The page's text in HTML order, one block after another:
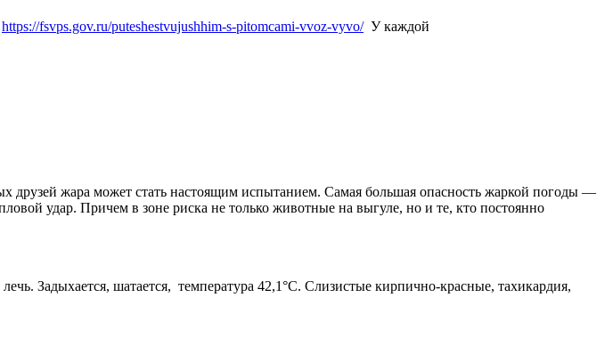
https://fsvps.gov.ru/puteshestvujushhim-s-pitomcami-vvoz-vyvo/У каждой
жара может стать настоящим испытанием. Самая большая опасность жаркой погоды —
удар. Причем в зоне риска не только животные на выгуле, но и те, кто постоянно
Задыхается, шатается, температура 42,1°С. Слизистые кирпично-красные, тахикардия,